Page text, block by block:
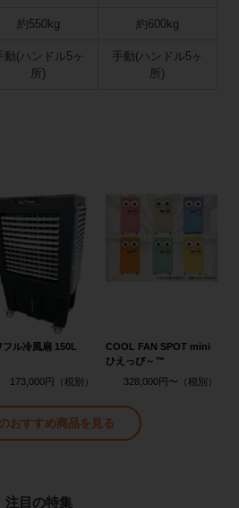
約550kg 約600kg
動(ハンドル5ヶ
所)
手動(ハンドル5ヶ
所)
フル冷風扇 150L
173,000円
COOL FAN SPOT mini
ひえっぴ～™
328,000円〜
おすすめ商品を見る
注目の特集